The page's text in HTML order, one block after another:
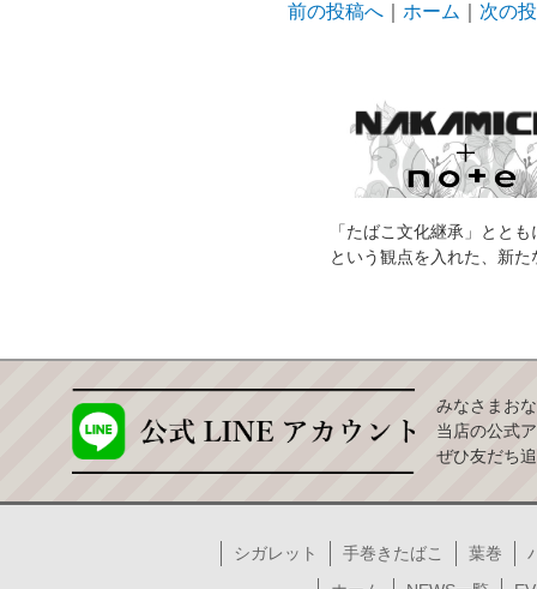
前の投稿へ ホーム 次の
「たばこ文化継承」とと
という観点を入れた、新
みなさまお
当店の公式
ぜひ友だち
シガレット 手巻きたばこ 葉巻